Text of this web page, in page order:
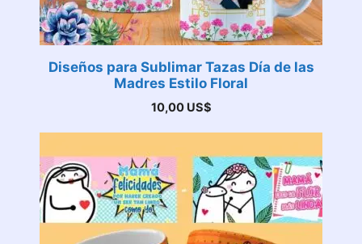
Diseños para Sublimar Tazas Día de las
Madres Estilo Floral
10,00 US$